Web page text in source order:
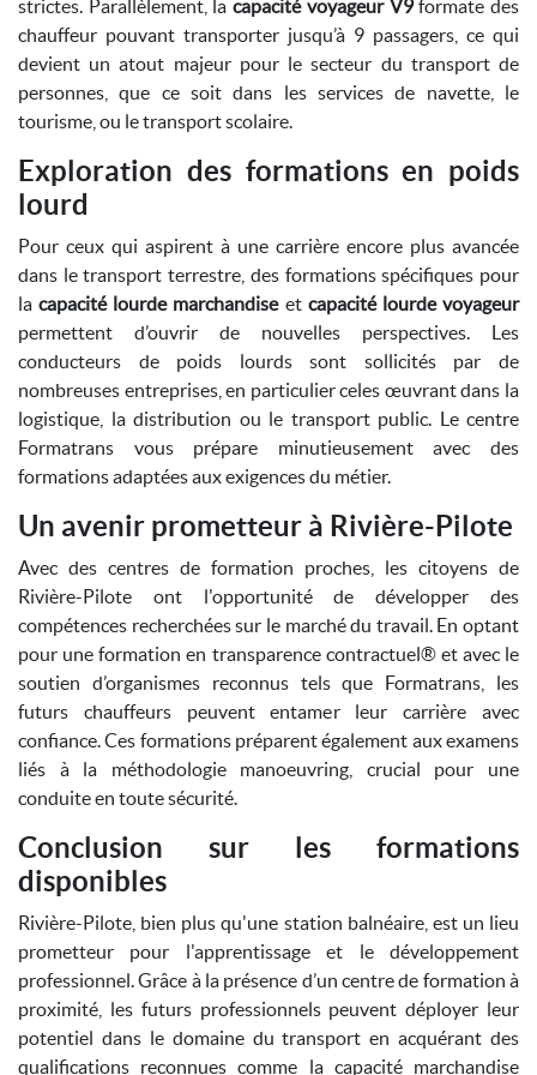
strictes. Parallèlement, lacapacité voyageur V9formate des
chauffeur pouvant transporter jusqu’à 9 passagers, ce qui
devient un atout majeur pour le secteur du transport de
personnes, que ce soit dans les services de navette, le
tourisme, ou le transport scolaire.
Exploration des formations en poids
lourd
Pour ceux qui aspirent à une carrière encore plus avancée
dans le transport terrestre, des formations spécifiques pour
lacapacité lourde marchandiseet capacité lourde voyageur
permettent d’ouvrir de nouvelles perspectives. Les
conducteurs de poids lourds sont sollicités par de
nombreuses entreprises, en particulier celes œuvrant dans la
logistique, la distribution ou le transport public. Le centre
Formatrans vous prépare minutieusement avec des
formations adaptées aux exigences du métier.
Un avenir prometteur à Rivière-Pilote
Avec des centres de formation proches, les citoyens de
Rivière-Pilote ont l'opportunité de développer des
compétences recherchées sur le marché du travail. En optant
pour une formation en transparence contractuel® et avec le
soutien d’organismes reconnus tels que Formatrans, les
futurs chauffeurs peuvent entamer leur carrière avec
confiance. Ces formations préparent également aux examens
liés à la méthodologie manoeuvring, crucial pour une
conduite en toute sécurité.
Conclusion sur les formations
disponibles
Rivière-Pilote, bien plus qu'une station balnéaire, est un lieu
prometteur pour l'apprentissage et le développement
professionnel. Grâce à la présence d’un centre de formation à
proximité, les futurs professionnels peuvent déployer leur
potentiel dans le domaine du transport en acquérant des
qualifications reconnues comme la capacité marchandise